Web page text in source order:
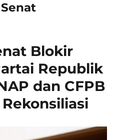
Blokir
Republik
dan CFPB